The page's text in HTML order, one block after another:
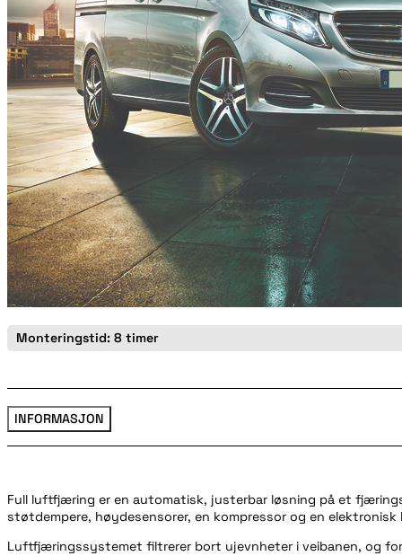
Monteringstid: 8 timer
INFORMASJON
Full luftfjæring er en automatisk, justerbar løsning på et
støtdempere, høydesensorer, en kompressor og en elektronisk
Luftfjæringssystemet filtrerer bort ujevnheter i veibanen, og